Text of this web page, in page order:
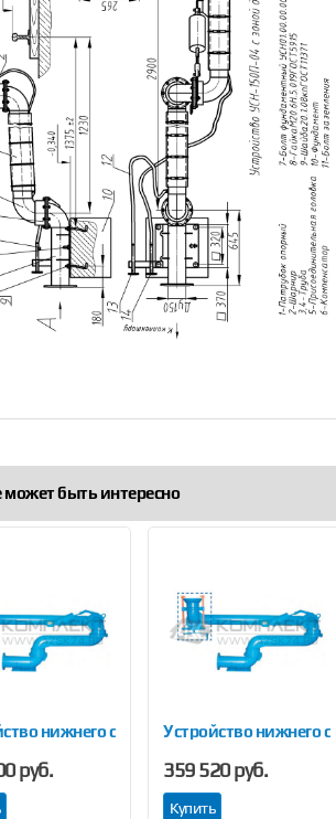
может быть интересно
02 нижнего слива УСН 150 04
руб.
Устройство нижнего
359 520 руб.
Купить